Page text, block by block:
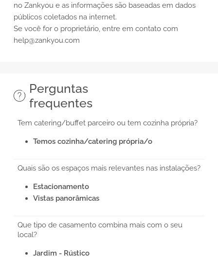
no Zankyou e as informações são baseadas em dados
públicos coletados na internet.
Se você for o proprietário, entre em contato com
help@zankyou.com
Perguntas
frequentes
Tem catering/buffet parceiro ou tem cozinha própria?
Temos cozinha/catering própria/o
Quais são os espaços mais relevantes nas instalações?
Estacionamento
Vistas panorâmicas
Que tipo de casamento combina mais com o seu
local?
Jardim - Rústico